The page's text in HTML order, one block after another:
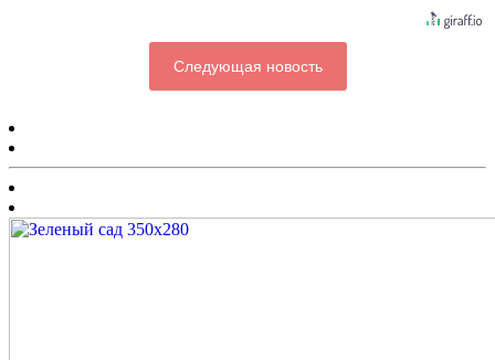
Следующая новость